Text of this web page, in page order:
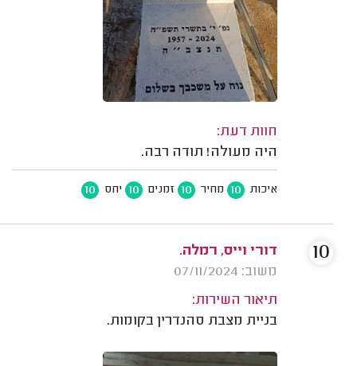
חוות דעת:
היה מעולה! תודה רבה.
איכות 10 מחיר 10 זמנים 10 יחס 10
דורי וייס, רמלה.
משוב: 07/11/2024
תיאור השירות:
בניית מצבת סהנדרין בקומות.
10